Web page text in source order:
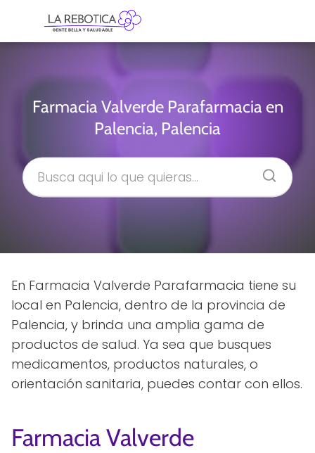
Farmacia Valverde Parafarmacia en
Palencia, Palencia
En Farmacia Valverde Parafarmacia tiene su
local en Palencia, dentro de la provincia de
Palencia, y brinda una amplia gama de
productos de salud. Ya sea que busques
medicamentos, productos naturales, o
orientación sanitaria, puedes contar con ellos.
Farmacia Valverde